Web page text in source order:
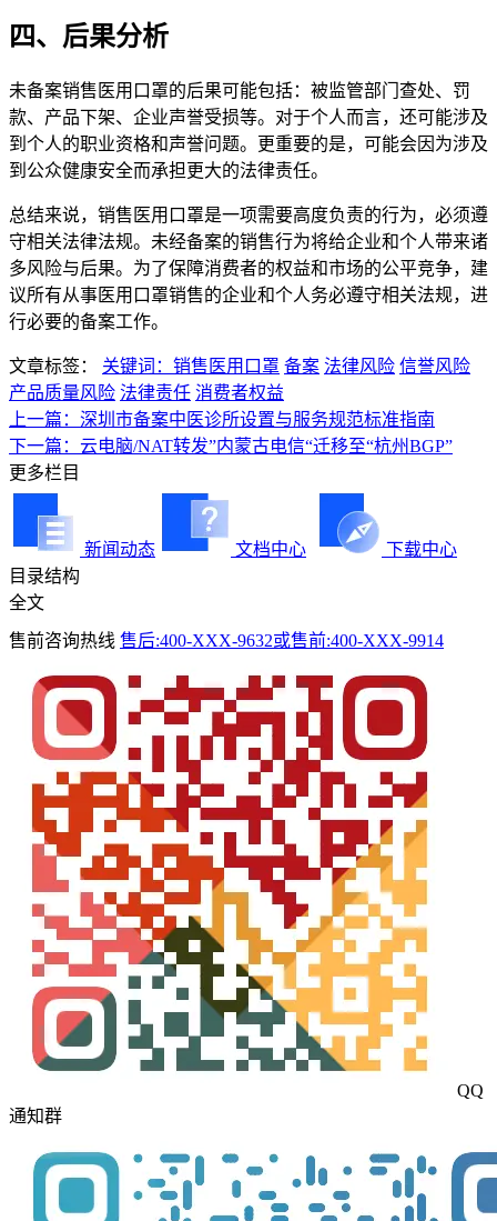
四、后果分析
未备案销售医用口罩的后果可能包括：被监管部门查处、罚
款、产品下架、企业声誉受损等。对于个人而言，还可能涉及
到个人的职业资格和声誉问题。更重要的是，可能会因为涉及
到公众健康安全而承担更大的法律责任。
总结来说，销售医用口罩是一项需要高度负责的行为，必须遵
守相关法律法规。未经备案的销售行为将给企业和个人带来诸
多风险与后果。为了保障消费者的权益和市场的公平竞争，建
议所有从事医用口罩销售的企业和个人务必遵守相关法规，进
行必要的备案工作。
文章标签： 关键词：销售医用口罩 备案 法律风险 信誉风险
产品质量风险 法律责任 消费者权益
上一篇：深圳市备案中医诊所设置与服务规范标准指南
下一篇：云电脑/NAT转发”内蒙古电信“迁移至“杭州BGP”
更多栏目
新闻动态 文档中心
下载中心
目录结构
全文
售前咨询热线 售后:400-XXX-9632或售前:400-XXX-9914
QQ
通知群